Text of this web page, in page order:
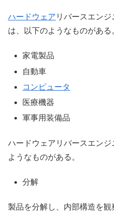
ハードウェア リバースエン
は、以下のようなものがある
家電製品
自動車
コンピュータ
医療機器
軍事用装備品
ハードウェアリバースエン
ようなものがある。
分解
製品を分解し、内部構造を観